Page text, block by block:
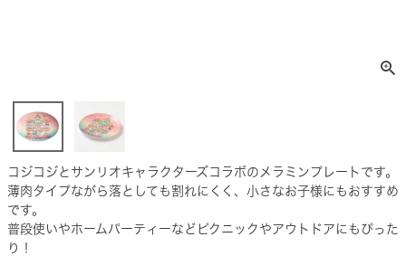
コジコジとサンリオキャラクターズコラボのメラミンプレートです。
薄肉タイプながら落としても割れにくく、小さなお子様にもおすすめ
です。
普段使いやホームパーティーなどピクニックやアウトドアにもぴった
り！